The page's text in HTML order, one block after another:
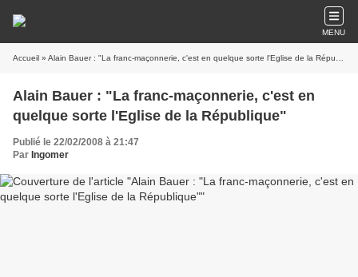
MENU
Accueil » Alain Bauer : "La franc-maçonnerie, c'est en quelque sorte l'Eglise de la République"
Alain Bauer : "La franc-maçonnerie, c'est en
quelque sorte l'Eglise de la République"
Publié le 22/02/2008 à 21:47
Par Ingomer